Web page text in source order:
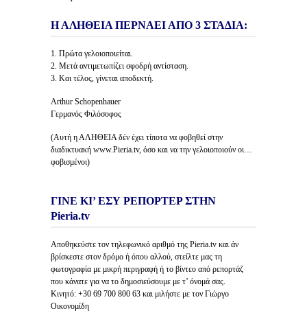
Η ΑΛΗΘΕΙΑ ΠΕΡΝΑΕΙ ΑΠΟ 3 ΣΤΑΔΙΑ:
1. Πρώτα γελοιοποιείται.
2. Μετά αντιμετωπίζει σφοδρή αντίσταση.
3. Και τέλος, γίνεται αποδεκτή.
Arthur Schopenhauer
Γερμανός Φιλόσοφος
(Αυτή η ΑΛΗΘΕΙΑ δέν έχει τίποτα να φοβηθεί στην
διαδικτυακή www.Pieria.tv, όσο και να την γελοιοποιούν οι…
φοβισμένοι)
ΓΙΝΕ ΚΙ’ ΕΣΥ ΡΕΠΟΡΤΕΡ ΣΤΗΝ
Pieria.tv
Αποθηκεύστε τον τηλεφωνικό αριθμό της Pieria.tv και άν
βρίσκεστε στον δρόμο ή όπου αλλού, στείλτε μας τη
φωτογραφία με μικρή περιγραφή ή το βίντεο από ρεπορτάζ
που κάνατε για να το δημοσιεύσουμε με τ’ όνομά σας.
Κινητό: +30 69 700 800 63 και μιλήστε με τον Γιώργο
Οικονομίδη